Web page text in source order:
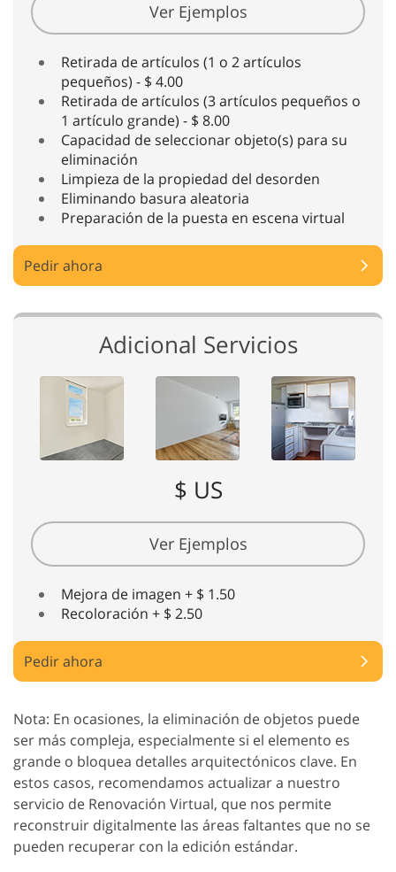
Ver Ejemplos
Retirada de artículos (1 o 2 artículos
pequeños) - $ 4.00
Retirada de artículos (3 artículos pequeños o
1 artículo grande) - $ 8.00
Capacidad de seleccionar objeto(s) para su
eliminación
Limpieza de la propiedad del desorden
Eliminando basura aleatoria
Preparación de la puesta en escena virtual
Pedir ahora
Adicional Servicios
$ US
Ver Ejemplos
Mejora de imagen + $ 1.50
Recoloración + $ 2.50
Pedir ahora
Nota: En ocasiones, la eliminación de objetos puede
ser más compleja, especialmente si el elemento es
grande o bloquea detalles arquitectónicos clave. En
estos casos, recomendamos actualizar a nuestro
servicio de Renovación Virtual, que nos permite
reconstruir digitalmente las áreas faltantes que no se
pueden recuperar con la edición estándar.